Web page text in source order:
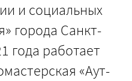
и социальных
города Санкт-
года работает
«Аут-